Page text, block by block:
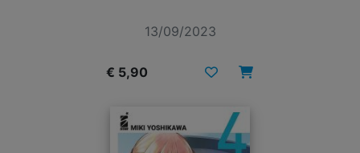
13/09/2023
€ 5,90